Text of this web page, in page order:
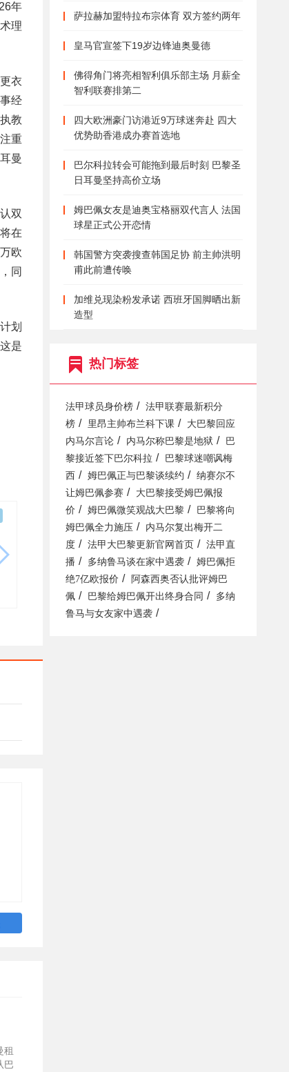
年
理
衣
经
教
重
曼
双
在
欧
同
划
是
租
巴
萨拉赫加盟特拉布宗体育 双方签约两年
皇马官宣签下19岁边锋迪奥曼德
佛得角门将亮相智利俱乐部主场 月薪全
智利联赛排第二
四大欧洲豪门访港近9万球迷奔赴 四大
优势助香港成办赛首选地
巴尔科拉转会可能拖到最后时刻 巴黎圣
日耳曼坚持高价立场
姆巴佩女友是迪奥宝格丽双代言人 法国
球星正式公开恋情
韩国警方突袭搜查韩国足协 前主帅洪明
甫此前遭传唤
加维兑现染粉发承诺 西班牙国脚晒出新
造型
热门标签
法甲球员身价榜 /
法甲联赛最新积分
榜 / 里昂主帅布兰科下课 /
大巴黎回应
内马尔言论 / 内马尔称巴黎是地狱 /
巴
黎接近签下巴尔科拉 /
巴黎球迷嘲讽梅
西 / 姆巴佩正与巴黎谈续约 /
纳赛尔不
让姆巴佩参赛 /
大巴黎接受姆巴佩报
价 / 姆巴佩微笑观战大巴黎 /
巴黎将向
姆巴佩全力施压 /
内马尔复出梅开二
度 / 法甲大巴黎更新官网首页 /
法甲直
播 / 多纳鲁马谈在家中遇袭 /
姆巴佩拒
绝7亿欧报价 /
阿森西奥否认批评姆巴
佩 / 巴黎给姆巴佩开出终身合同 /
多纳
鲁马与女友家中遇袭 /